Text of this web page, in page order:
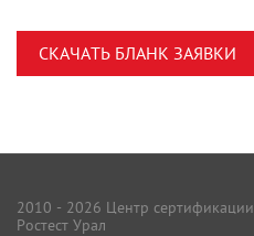
СКАЧАТЬ БЛАНК ЗАЯВКИ
2010 - 2026 Центр сертификации
Ростест Урал